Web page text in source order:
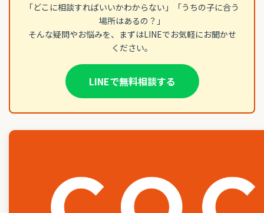
「どこに相談すればいいかわからない」「うちの子に合う
場所はあるの？」
そんな疑問やお悩みを、まずはLINEでお気軽にお聞かせ
ください。
LINEで無料相談する